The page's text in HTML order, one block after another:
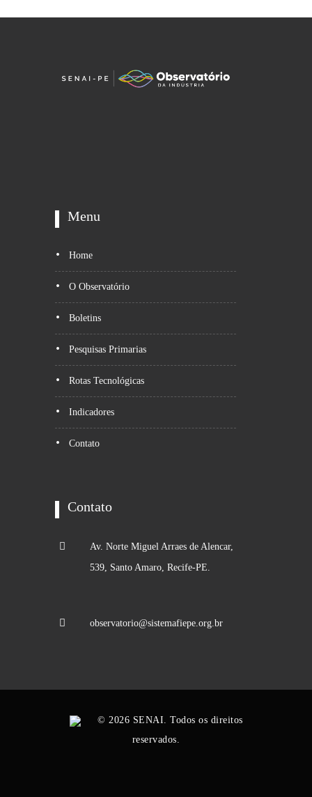
Menu
Home
O Observatório
Boletins
Pesquisas Primarias
Rotas Tecnológicas
Indicadores
Contato
Contato
Av. Norte Miguel Arraes de Alencar,
539, Santo Amaro, Recife-PE.
observatorio@sistemafiepe.org.br
© 2026 SENAI. Todos os direitos
reservados.